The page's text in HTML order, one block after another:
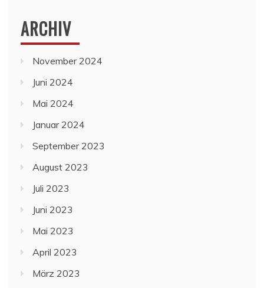
ARCHIV
November 2024
Juni 2024
Mai 2024
Januar 2024
September 2023
August 2023
Juli 2023
Juni 2023
Mai 2023
April 2023
März 2023